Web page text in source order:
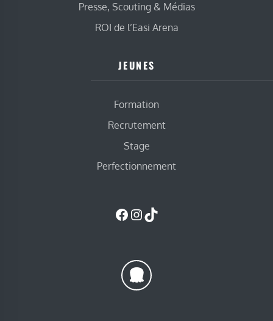
Presse, Scouting & Médias
ROI de l’Easi Arena
JEUNES
Formation
Recrutement
Stage
Perfectionnement
Facebook
Instagram
TikTok